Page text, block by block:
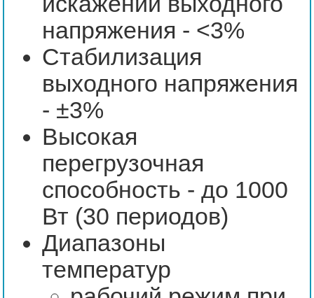
напряжения - <3%
Стабилизация
выходного напряжения
- ±3%
Высокая
перегрузочная
способность - до 1000
Вт (30 периодов)
Диапазоны
температур